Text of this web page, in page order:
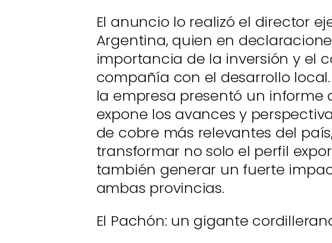
El anuncio lo realizó el director
Argentina, quien en
importancia de la inversión y el
compañía con el desarrollo
la empresa presentó un informe
expone los avances y
de cobre más relevantes del
transformar no solo el perfil
también generar un fuerte
ambas provincias.
El Pachón: un gigante